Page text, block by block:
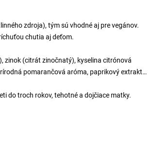
zdroja), tým sú vhodné aj pre vegánov.
chutia aj deťom.
zinok (citrát zinočnatý), kyselina citrónová
pomarančová aróma, paprikový extrakt
do troch rokov, tehotné a dojčiace matky.